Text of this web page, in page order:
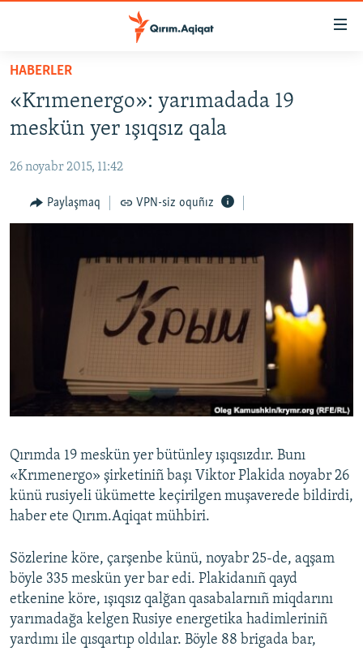
Esas
qaytmaq
Baş
qaytmaq
qaytmaq
SİYASET
İQTİSADİYAT
CEMİYET
MEDENİYET
Українською
QOŞULIÑIZ!
HABERLER
«Krımenergo»: yarımadada 19
meskün yer ışıqsız qala
26 noyabr 2015, 11:42
Paylaşmaq VPN-siz oquñız
Qırımda 19 meskün yer bütünley ışıqsızdır. Bunı
«Krımenergo» şirketiniñ başı Viktor Plakida noyabr 26
künü rusiyeli ükümette keçirilgen muşaverede bildirdi,
haber ete Qırım.Aqiqat mühbiri.
Sözlerine köre, çarşenbe künü, noyabr 25-de, aqşam
böyle 335 meskün yer bar edi. Plakidanıñ qayd
etkenine köre, ışıqsız qalğan qasabalarnıñ miqdarını
yarımadağa kelgen Rusiye energetika hadimleriniñ
yardımı ile qısqartıp oldılar. Böyle 88 brigada bar,